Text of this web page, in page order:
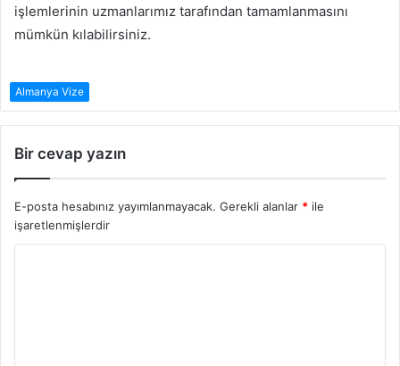
işlemlerinin uzmanlarımız tarafından tamamlanmasını
mümkün kılabilirsiniz.
Almanya Vize
Bir cevap yazın
E-posta hesabınız yayımlanmayacak. Gerekli alanlar * ile
işaretlenmişlerdir